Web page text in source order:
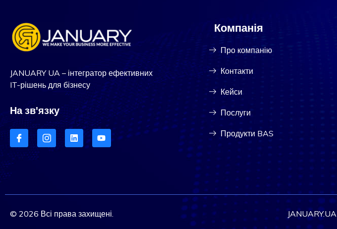
JANUARY UA – інтегратор ефективних
IT-рішень для бізнесу
На зв'язку
Компанія
Про компанію
Контакти
Кейси
Послуги
Продукти BAS
© 2026 Всі права захищені. JANUARY.UA